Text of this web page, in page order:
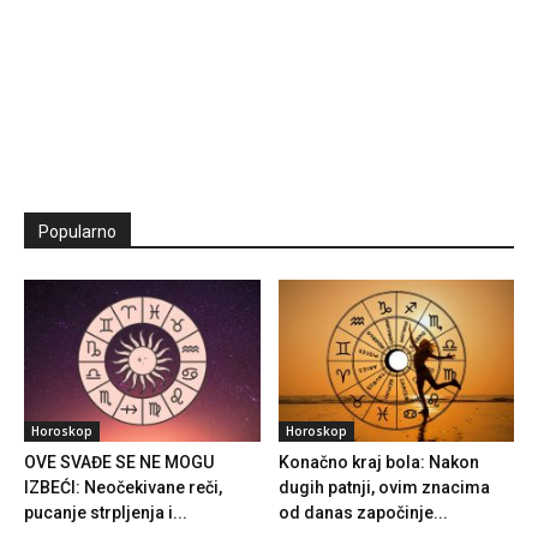
Popularno
Horoskop
OVE SVAĐE SE NE MOGU
IZBEĆI: Neočekivane reči,
pucanje strpljenja i...
Horoskop
Konačno kraj bola: Nakon
dugih patnji, ovim znacima
od danas započinje...